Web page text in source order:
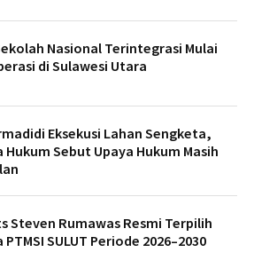
Nasional Terintegrasi Mulai
di Sulawesi Utara
Eksekusi Lahan Sengketa,
Hukum Sebut Upaya Hukum Masih
Steven Rumawas Resmi Terpilih
PTMSI SULUT Periode 2026–2030